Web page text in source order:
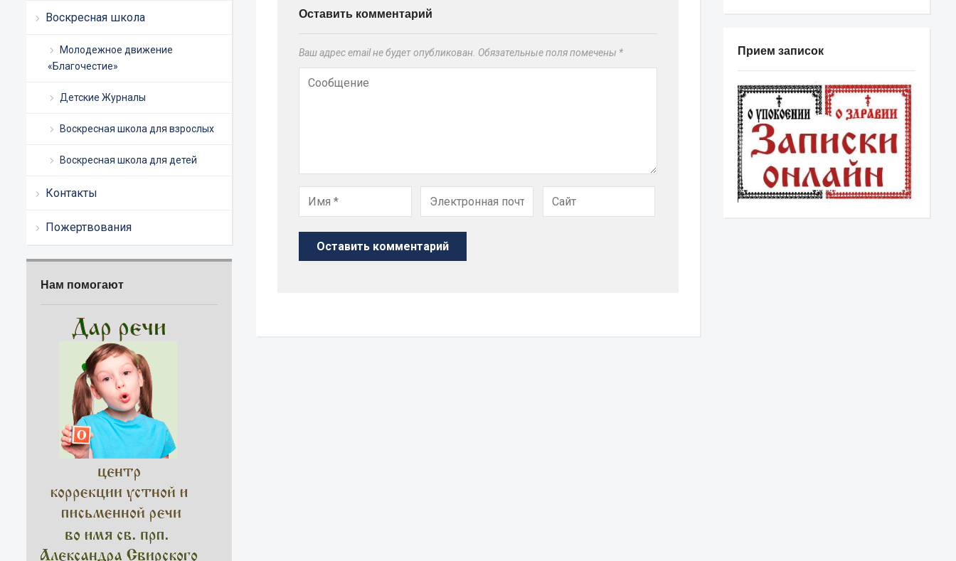
Воскресная школа
Молодежное движение
«Благочестие»
Детские Журналы
Воскресная школа для взрослых
Воскресная школа для детей
Контакты
Пожертвования
Нам помогают
Оставить комментарий
Ваш адрес email не будет опубликован. Обязательные поля помечены * Прием записок